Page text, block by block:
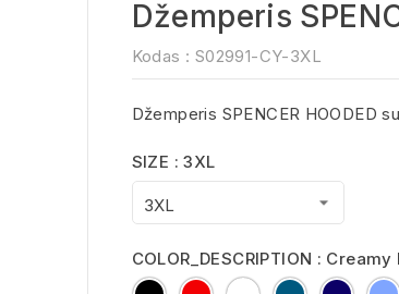
Džemperis
Kodas : S02991-CY-3XL
Džemperis SPENCER HOODED
SIZE : 3XL
COLOR_DESCRIPTION : Creamy
BlackRed WhiteCharcoalFrench